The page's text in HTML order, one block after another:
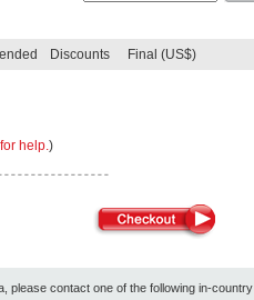
Discounts Final (US$)
help.)
please contact one of the following in-country